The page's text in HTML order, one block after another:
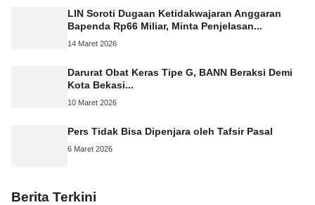
LIN Soroti Dugaan Ketidakwajaran Anggaran
Bapenda Rp66 Miliar, Minta Penjelasan...
14 Maret 2026
Darurat Obat Keras Tipe G, BANN Beraksi Demi
Kota Bekasi...
10 Maret 2026
Pers Tidak Bisa Dipenjara oleh Tafsir Pasal
6 Maret 2026
Berita Terkini